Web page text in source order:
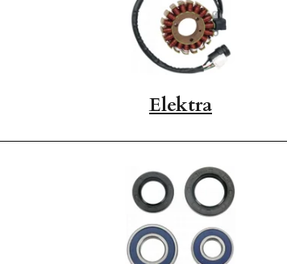
Elektra